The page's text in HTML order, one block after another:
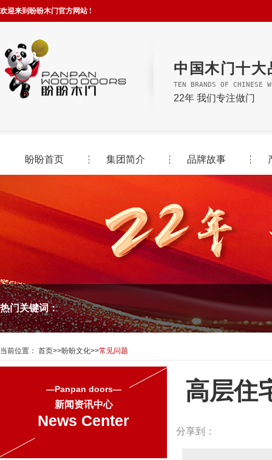
欢迎来到盼盼木门官方网站 !
中国木门十大
TEN BRANDS OF CHINESE
22年 我们专注做门
盼盼首页 集团简介 品牌故事
热门关键词：
当前位置： 首页>>盼盼文化>>常见问题
—Panpan doors—
新闻资讯中心
News Center
高层住
分享到：